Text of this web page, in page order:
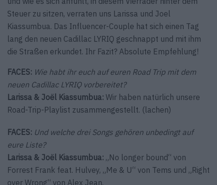
Steuer zu sitzen, verraten uns Larissa und Joel
Kiassumbua. Das Influencer-Couple hat sich einen Tag
lang den neuen Cadillac LYRIQ geschnappt und mit ihm
die Straßen erkundet. Ihr Fazit? Absolute Empfehlung!
FACES: Wie habt ihr euch auf euren Road Trip mit dem
neuen Cadillac LYRIQ vorbereitet?
Larissa & Joël Kiassumbua: Wir haben natürlich unsere
Road-Trip-Playlist zusammengestellt. (lachen)
FACES: Und welche drei Songs gehören unbedingt auf
eure Liste?
Larissa & Joël Kiassumbua: „No longer bound“ von
Forrest Frank feat. Hulvey, „Me & U“ von Tems und „Right
over Wrong“ von Alex Jean.